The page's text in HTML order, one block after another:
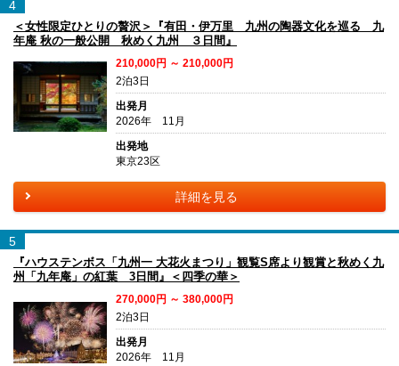
4
＜女性限定ひとりの贅沢＞『有田・伊万里 九州の陶器文化を巡る 九
年庵 秋の一般公開 秋めく九州 ３日間』
210,000円 ～ 210,000円
2泊3日
出発月
2026年 11月
出発地
東京23区
詳細を見る
5
『ハウステンボス「九州一 大花火まつり」観覧S席より観賞と秋めく九
州「九年庵」の紅葉 3日間』＜四季の華＞
270,000円 ～ 380,000円
2泊3日
出発月
2026年 11月